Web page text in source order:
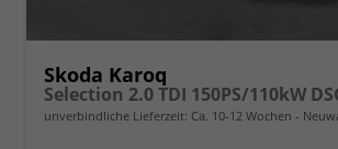
Skoda Karoq
Selection 2.0 TDI 150PS/110kW
unverbindliche Lieferzeit: Ca. 10-12 Wochen